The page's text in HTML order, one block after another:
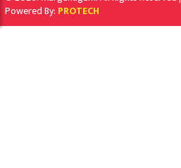
Powered By: PROTECH